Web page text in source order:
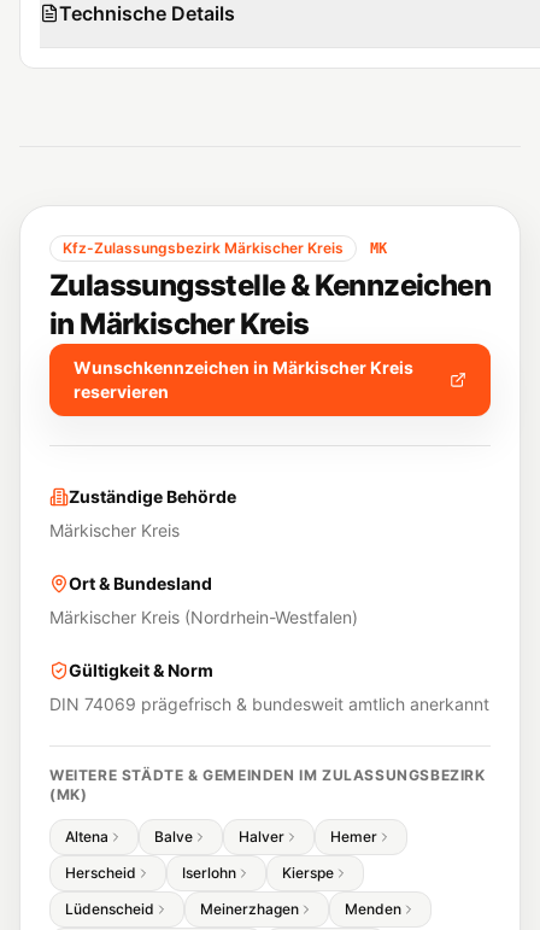
Technische Details
Kfz-Zulassungsbezirk Märkischer Kreis MK
Zulassungsstelle & Kennzeichen
in Märkischer Kreis
Wunschkennzeichen in Märkischer Kreis
reservieren
Zuständige Behörde
Märkischer Kreis
Ort & Bundesland
Märkischer Kreis (Nordrhein-Westfalen)
Gültigkeit & Norm
DIN 74069 prägefrisch & bundesweit amtlich anerkannt
WEITERE STÄDTE & GEMEINDEN IM ZULASSUNGSBEZIRK
(MK)
Altena Balve Halver
Hemer
Herscheid
Iserlohn
Kierspe
Lüdenscheid
Meinerzhagen Menden